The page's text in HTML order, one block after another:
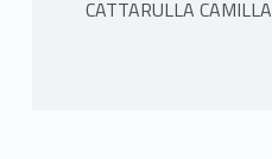
CATTARULLA CAMILLA